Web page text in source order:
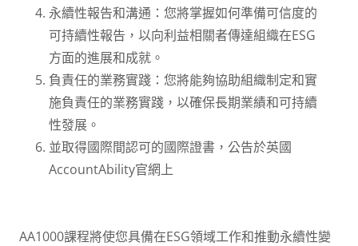
永續性報告和溝通：您將掌握如何準備可信度的
可持續性報告，以向利益相關者傳達組織在ESG
方面的進展和成就。
負責任的業務實踐：您將能夠協助組織制定和實
施負責任的業務實踐，以確保長期業績和可持續
性發展。
並取得國際間認可的國際證書，公告於英國
AccountAbility官網上
AA1000課程將使您具備在ESG領域工作和推動永續性變